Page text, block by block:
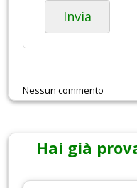
Invia
Nessun commento
Hai già